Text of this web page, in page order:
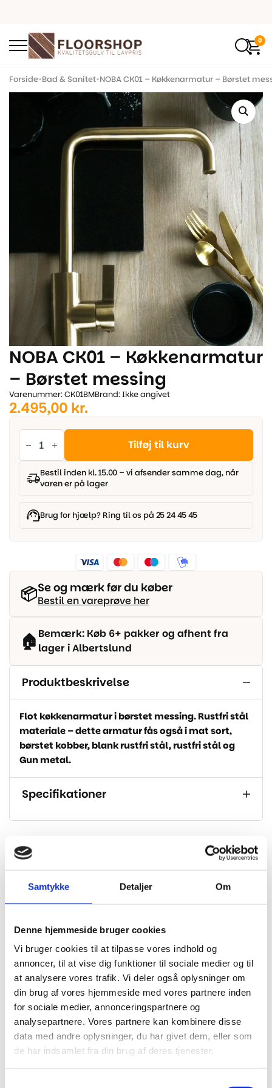
Samtykke Detaljer Om
Denne hjemmeside bruger cookies
Vi bruger cookies til at tilpasse vores indhold og
annoncer, til at vise dig funktioner til sociale medier og til
at analysere vores trafik. Vi deler også oplysninger om
din brug af vores hjemmeside med vores partnere inden
for sociale medier, annonceringspartnere og
analysepartnere. Vores partnere kan kombinere disse
data med andre oplysninger, du har givet dem, eller som
de har indsamlet fra din brug af deres tjenester.
0
Forside•Bad & Sanitet•NOBA CK01 – Køkkenarmatur – Børstet
NOBA CK01 – Køkkenarmatur
– Børstet messing
Varenummer: CK01BMBrand: Ikke angivet
2.495,00 kr.
NOBA
CK01
Køkkenarmatur
Børstet
messing
Tilføj til kurv
Bestil inden kl. 15.00 – vi afsender samme dag, når
varen er på lager
Brug for hjælp? Ring til os på 25 24 45 45
📦Se og mærk før du køber
Bestil en vareprøve her
🏠 Bemærk: Køb 6+ pakker og afhent fra
lager i Albertslund
Produktbeskrivelse
Flot køkkenarmatur i børstet messing. Rustfri stål
materiale – dette armatur fås også i mat sort,
børstet kobber, blank rustfri stål, rustfri stål og
Gun metal.
Specifikationer
Andre har også kigget
på...
-26%
Badekarsarmatur med
brusesæt - Børstet Kobber
-27%
Badekarsarmatur med
brusesæt - Mat Hvid